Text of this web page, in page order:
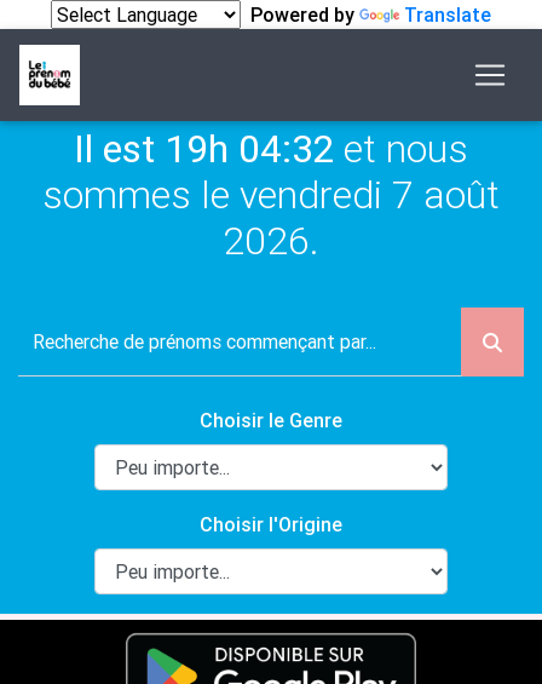
Powered by Translate
Il est 19h 04:32 et nous
sommes le vendredi 7 août
2026.
Choisir le Genre
Choisir l'Origine